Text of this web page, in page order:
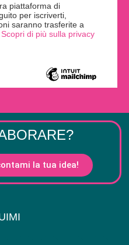
piattaforma di
per iscriverti,
saranno trasferite a
Scopri di più sulla privacy
la tua idea!